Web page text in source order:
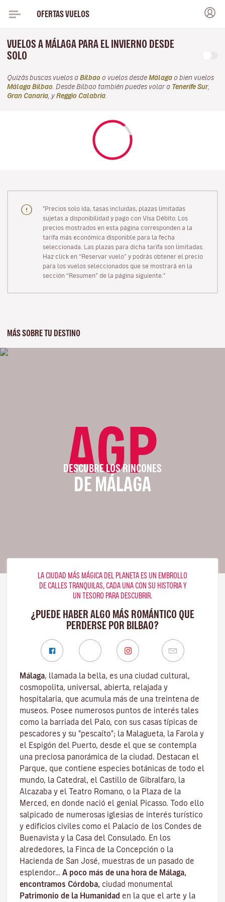
OFERTAS VUELOS
VUELOS A MÁLAGA PARA EL INVIERNO DESDE
SOLO
Quizás buscas vuelos a Bilbao o vuelos desde Málaga o bien vuelos
Málaga Bilbao . Desde Bilbao también puedes volar a Tenerife Sur,
Gran Canaria , y Reggio Calabria
"Precios solo ida, tasas incluidas, plazas limitadas
sujetas a disponibilidad y pago con Visa Débito. Los
precios mostrados en esta página corresponden a la
tarifa más económica disponible para la fecha
seleccionada. Las plazas para dicha tarifa son limitadas.
Haz click en “Reservar vuelo” y podrás obtener el precio
para los vuelos seleccionados que se mostrará en la
sección “Resumen” de la página siguiente."
MÁS SOBRE TU DESTINO
AGP
DESCUBRE LOS RINCONES
DE MÁLAGA
LA CIUDAD MÁS MÁGICA DEL PLANETA ES UN EMBROLLO
DE CALLES TRANQUILAS, CADA UNA CON SU HISTORIA Y
UN TESORO PARA DESCUBRIR.
¿PUEDE HABER ALGO MÁS ROMÁNTICO QUE
PERDERSE POR BILBAO?
Málaga, llamada la bella, es una ciudad cultural,
cosmopolita, universal, abierta, relajada y
hospitalaria, que acumula más de una treintena de
museos. Posee numerosos puntos de interés tales
como la barriada del Palo, con sus casas típicas de
pescadores y su "pescaíto"; la Malagueta, la Farola y
el Espigón del Puerto, desde el que se contempla
una preciosa panorámica de la ciudad. Destacan el
Parque, que contiene especies botánicas de todo el
mundo, la Catedral, el Castillo de Gibralfaro, la
Alcazaba y el Teatro Romano, o la Plaza de la
Merced, en donde nació el genial Picasso. Todo ello
salpicado de numerosas iglesias de interés turístico
y edificios civiles como el Palacio de los Condes de
Buenavista y la Casa del Consulado. En los
alrededores, la Finca de la Concepción o la
Hacienda de San José, muestras de un pasado de
esplendor… A poco más de una hora de Málaga,
encontramos Córdoba, ciudad monumental
Patrimonio de la Humanidad en la que el arte y la